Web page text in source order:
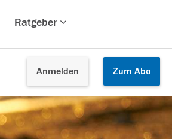
Ratgeber
Anmelden Zum Abo